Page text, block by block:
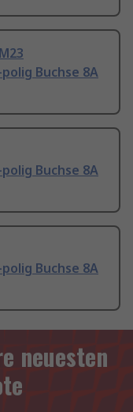
Buchse 8A
Buchse 8A
Buchse 8A
neuesten